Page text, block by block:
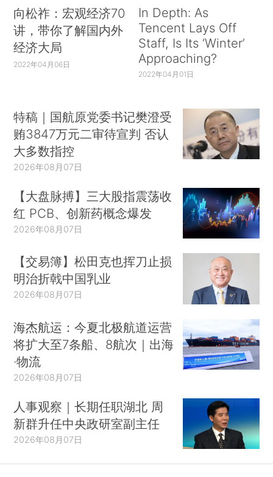
向松祚：宏观经济70
讲，带你了解国内外
经济大局
2022年04月06日
In Depth: As
Tencent Lays Off
Staff, Is Its ‘Winter’
Approaching?
2022年04月01日
特稿｜国航原党委书记樊澄受
贿3847万元二审待宣判 否认
大多数指控
2026年08月07日
【大盘脉搏】三大股指震荡收
红 PCB、创新药概念爆发
2026年08月07日
【交易簿】松田克也挥刀止损
明治折戟中国乳业
2026年08月07日
海杰航运：今夏北极航道运营
将扩大至7条船、8航次｜出海
·物流
2026年08月07日
人事观察｜长期任职湖北 周
新群升任中央政研室副主任
2026年08月07日